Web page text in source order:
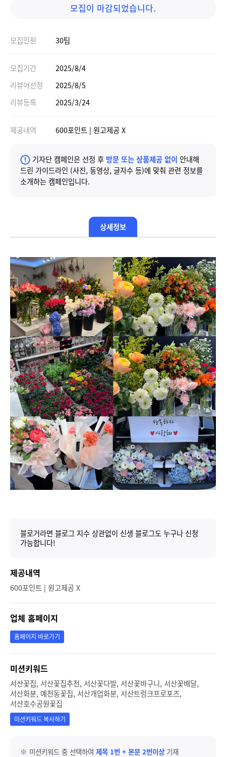
모집이 마감되었습니다.
모집인원 30팀
모집기간
2025/8/4
리뷰어선정
2025/8/5
리뷰등록
2025/3/24
제공내역 600포인트 | 원고제공 X
기자단 캠페인은 선정 후 방문 또는 상품제공 없이 안내해
드린 가이드라인 (사진, 동영상, 글자수 등)에 맞춰 관련 정보를
소개하는 캠페인입니다.
상세정보
블로거라면 블로그 지수 상관없이 신생 블로그도 누구나 신청
가능합니다!
제공내역
600포인트 | 원고제공 X
업체 홈페이지
홈페이지 바로가기
미션키워드
서산꽃집, 서산꽃집추천, 서산꽃다발, 서산꽃바구니, 서산꽃배달,
서산화분, 예천동꽃집, 서산개업화분, 서산트렁크프로포즈,
서산호수공원꽃집
미션키워드 복사하기
※ 미션키워드 중 선택하여 제목 1번 + 본문 2번이상 기재